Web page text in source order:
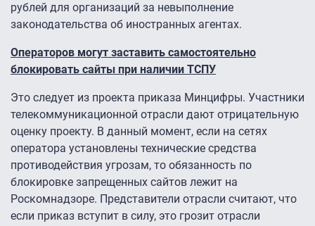
рублей для организаций за невыполнение
законодательства об иностранных агентах.
Операторов могут заставить самостоятельно
блокировать сайты при наличии ТСПУ
Это следует из проекта приказа Минцифры. Участники
телекоммуникационной отрасли дают отрицательную
оценку проекту. В данный момент, если на сетях
оператора установлены технические средства
противодействия угрозам, то обязанность по
блокировке запрещенных сайтов лежит на
Роскомнадзоре. Представители отрасли считают, что
если приказ вступит в силу, это грозит отрасли